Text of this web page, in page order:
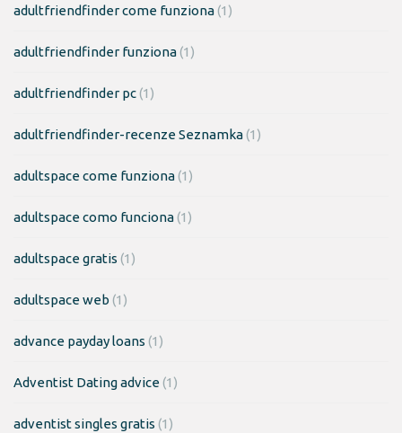
adultfriendfinder come funziona(1)
adultfriendfinder funziona(1)
adultfriendfinder pc(1)
adultfriendfinder-recenze Seznamka(1)
adultspace come funziona(1)
adultspace como funciona(1)
adultspace gratis (1)
adultspace web (1)
advance payday loans (1)
Adventist Dating advice(1)
adventist singles gratis (1)